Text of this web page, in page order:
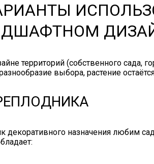
территорий (собственного сада,
выбора, растение
декоративного назначения любим